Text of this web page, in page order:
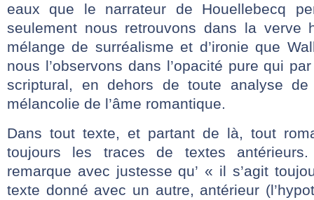
eaux que le narrateur de Houellebecq
seulement nous retrouvons dans la verve
mélange de surréalisme et d’ironie que
nous l’observons dans l’opacité pure qui
scriptural, en dehors de toute analyse
mélancolie de l’âme romantique.
Dans tout texte, et partant de là, tout
toujours les traces de textes antérieurs.
remarque avec justesse qu’ « il s’agit
texte donné avec un autre, antérieur